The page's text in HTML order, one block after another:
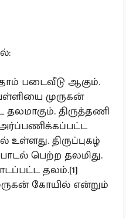
படைவீடு ஆகும்.
முருகன்
திருத்தணி
அர்ப்பணிக்கப்பட்ட
திருப்புகழ்
பெற்ற தலமிது.
தலம்.[1]
கோயில் என்றும்